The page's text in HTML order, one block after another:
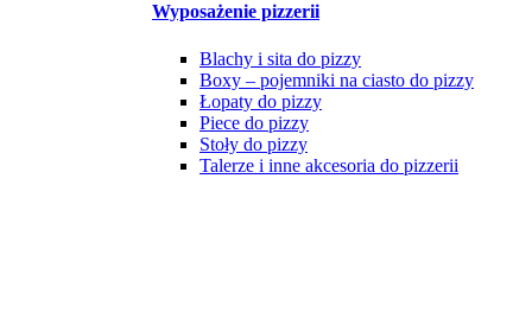
Wyposażenie pizzerii
Blachy i sita do pizzy
Boxy – pojemniki na ciasto do pizzy
Łopaty do pizzy
Piece do pizzy
Stoły do pizzy
Talerze i inne akcesoria do pizzerii